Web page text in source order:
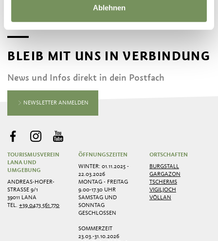
Ablehnen
BLEIB MIT UNS IN VERBINDUNG
News und Infos direkt in dein Postfach
NEWSLETTER ANMELDEN
TOURISMUSVEREIN
LANA UND
UMGEBUNG
ANDREAS-HOFER-
STRASSE 9/1
39011 LANA
TEL.+39 0473 561 770
ÖFFNUNGSZEITEN
WINTER: 01.11.2025 -
22.03.2026
MONTAG - FREITAG
9.00-17.30 UHR
SAMSTAG UND
SONNTAG
GESCHLOSSEN
SOMMERZEIT
23.03.-31.10.2026
ORTSCHAFTEN
BURGSTALL
GARGAZON
TSCHERMS
VIGILJOCH
VÖLLAN